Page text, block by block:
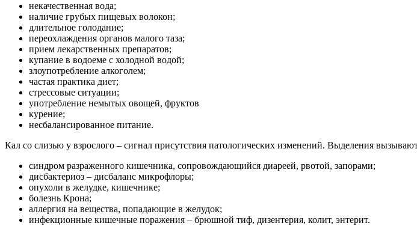
некачественная вода;
наличие грубых пищевых волокон;
длительное голодание;
переохлаждения органов малого таза;
прием лекарственных препаратов;
купание в водоеме с холодной водой;
злоупотребление алкоголем;
частая практика диет;
стрессовые ситуации;
употребление немытых овощей, фруктов
курение;
несбалансированное питание.
Кал со слизью у взрослого – сигнал присутствия патологических изменений. Выделения
синдром разраженного кишечника, сопровождающийся диареей, рвотой, запорами;
дисбактериоз – дисбаланс микрофлоры;
опухоли в желудке, кишечнике;
болезнь Крона;
аллергия на вещества, попадающие в желудок;
инфекционные кишечные поражения – брюшной тиф, дизентерия, колит, энтерит.